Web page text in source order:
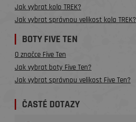
Jak vybrat kolo TREK?
Jak vybrat správnou velikost kola TREK?
BOTY FIVE TEN
O značce Five Ten
Jak vybrat boty Five Ten?
Jak vybrat správnou velikost Five Ten?
ČASTÉ DOTAZY